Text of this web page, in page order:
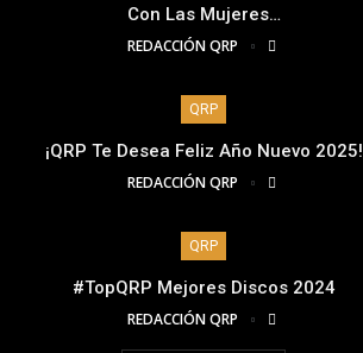
Con Las Mujeres…
REDACCIÓN QRP
QRP
¡QRP Te Desea Feliz Año Nuevo 2025!
REDACCIÓN QRP
QRP
#TopQRP Mejores Discos 2024
REDACCIÓN QRP